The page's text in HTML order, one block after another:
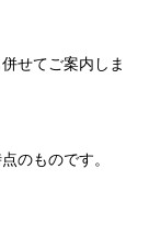
せてご案内しま
のものです。